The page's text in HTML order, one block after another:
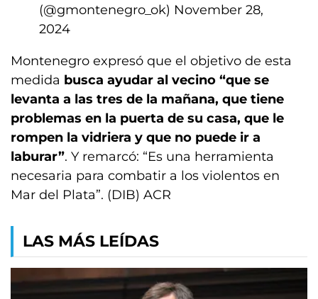
(@gmontenegro_ok) November 28,
2024
Montenegro expresó que el objetivo de esta
medida busca ayudar al vecino “que se
levanta a las tres de la mañana, que tiene
problemas en la puerta de su casa, que le
rompen la vidriera y que no puede ir a
laburar”. Y remarcó: “Es una herramienta
necesaria para combatir a los violentos en
Mar del Plata”. (DIB) ACR
LAS MÁS LEÍDAS